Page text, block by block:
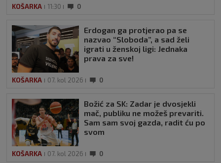
KOŠARKA 11:30 0
Erdogan ga protjerao pa se
nazvao “Sloboda”, a sad želi
igrati u ženskoj ligi: Jednaka
prava za sve!
KOŠARKA 07. kol 2026 0
Božić za SK: Zadar je dvosjekli
mač, publiku ne možeš prevariti.
Sam sam svoj gazda, radit ću po
svom
KOŠARKA 07. kol 2026 0